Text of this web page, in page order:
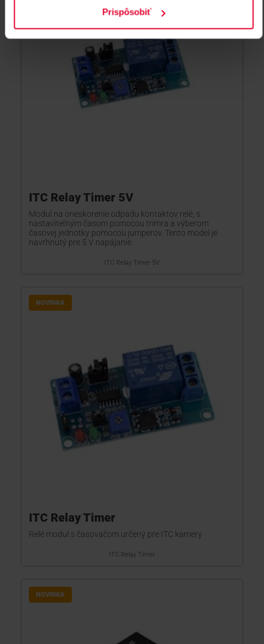
Prispôsobiť
ITC Relay Timer 5V
Modul na oneskorenie odpadu kontaktov relé, s
nastaviteľným časom pomocou trimra a výberom
časovej jednotky pomocou jumperov. Tento model je
navrhnutý pre 5 V napájanie.
ITC Relay Timer 5V
NOVINKA
ITC Relay Timer
Relé modul s časovačom určený pre ITC kamery
ITC Relay Timer
NOVINKA